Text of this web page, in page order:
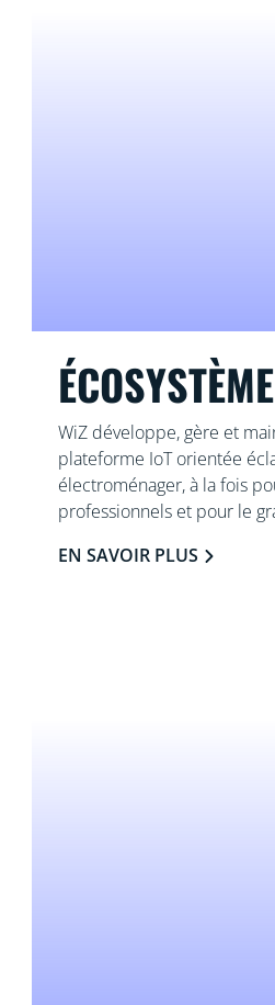
WiZ développe, gère et
plateforme IoT orientée
électroménager, à la fois
professionnels et pour le
EN SAVOIR PLUS